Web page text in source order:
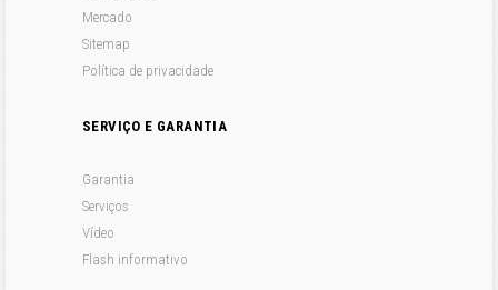
Mercado
Sitemap
Política de privacidade
SERVIÇO E GARANTIA
Garantia
Serviços
Vídeo
Flash informativo